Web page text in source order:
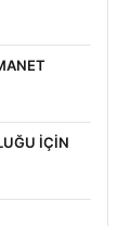
İÇİN